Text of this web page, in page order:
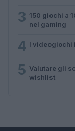
3 150 giochi a
nel gaming
4 I videogiochi
5 Valutare gli
wishlist